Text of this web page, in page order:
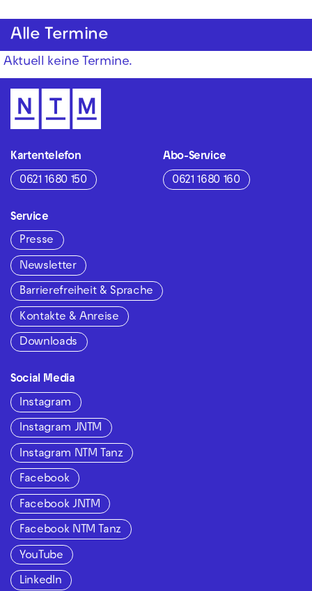
Alle Termine
Aktuell keine Termine.
Kartentelefon
0621 1680 150
Abo-Service
0621 1680 160
Service
Presse
Newsletter
Barrierefreiheit & Sprache
Kontakte & Anreise
Downloads
Social Media
Instagram
Instagram JNTM
Instagram NTM Tanz
Facebook
Facebook JNTM
Facebook NTM Tanz
YouTube
LinkedIn